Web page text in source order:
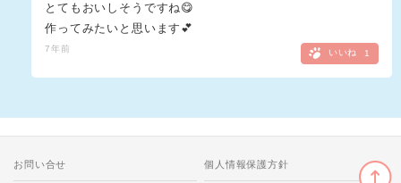
とてもおいしそうですね😋
作ってみたいと思います💕
7年前 いいね 1
お問い合せ 個人情報保護方針